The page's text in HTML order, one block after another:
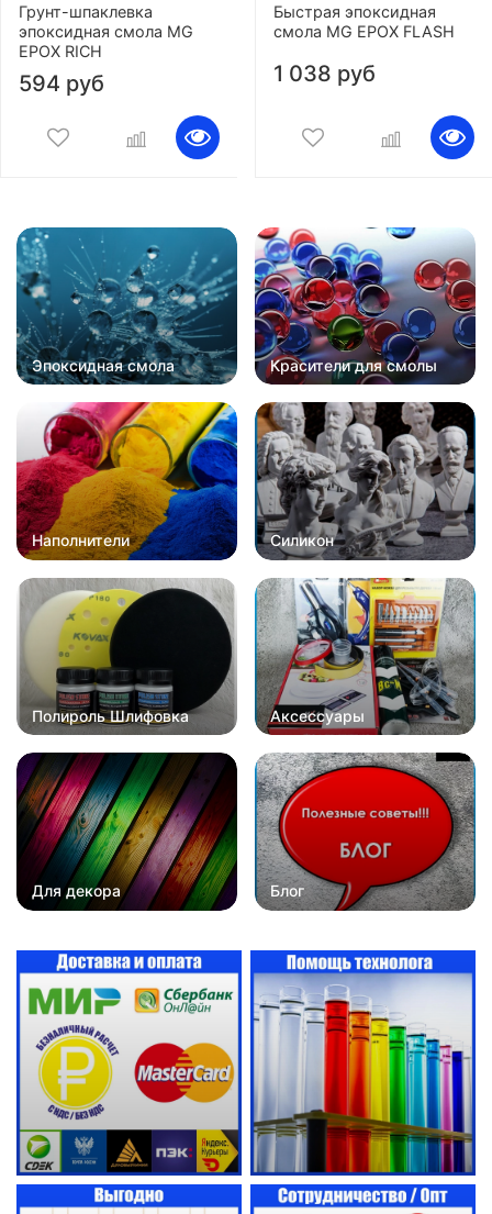
Грунт-шпаклевка
эпоксидная смола MG
EPOX RICH
594 руб
Быстрая эпоксидная
смола MG EPOX FLASH
1 038 руб
Эпоксидная смола Красители для смолы
Наполнители Силикон
Полироль Шлифовка Аксессуары
Для декора Блог